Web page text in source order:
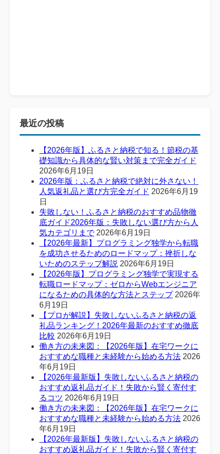
最近の投稿
【2026年版】ふるさと納税で知る！節税の基
礎知識から具体的な賢い対策まで完全ガイド
2026年6月19日
2026年版：ふるさと納税で絶対に外さない！
人気返礼品と選び方完全ガイド 2026年6月19
日
失敗しない！ふるさと納税のおすすめ品物徹
底ガイド2026年版：失敗しない選び方から人
気カテゴリまで 2026年6月19日
【2026年最新】プログラミング独学から転職
を成功させるためのロードマップ：挫折しな
いためのステップ解説 2026年6月19日
【2026年版】プログラミング独学で実現する
転職ロードマップ：ゼロからWebエンジニア
になるための具体的な方法とステップ 2026年
6月19日
【プロが解説】失敗しないふるさと納税の返
礼品ランキング！2026年最新のおすすめ徹底
比較 2026年6月19日
働き方の未来図：【2026年版】在宅ワークに
おすすめな職種と未経験から始める方法 2026
年6月19日
【2026年最新版】失敗しないふるさと納税の
おすすめ返礼品ガイド！失敗から賢く寄付す
るコツ 2026年6月19日
働き方の未来図：【2026年版】在宅ワークに
おすすめな職種と未経験から始める方法 2026
年6月19日
【2026年最新版】失敗しないふるさと納税の
おすすめ返礼品ガイド！失敗から賢く寄付す